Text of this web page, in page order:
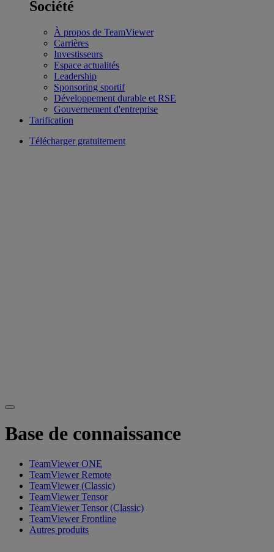
Société
À propos de TeamViewer
Carrières
Investisseurs
Espace actualités
Leadership
Sponsoring sportif
Développement durable et RSE
Gouvernement d'entreprise
Tarification
Télécharger gratuitement
Base de connaissance
TeamViewer ONE
TeamViewer Remote
TeamViewer (Classic)
TeamViewer Tensor
TeamViewer Tensor (Classic)
TeamViewer Frontline
Autres produits